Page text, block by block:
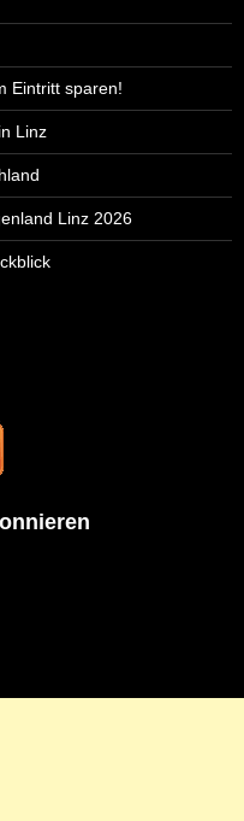
Eintritt sparen!
Linz
Linz 2026